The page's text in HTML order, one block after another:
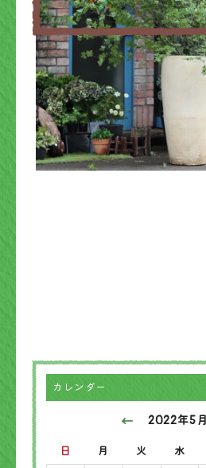
カレンダー
2022年5月
日 月 火 水